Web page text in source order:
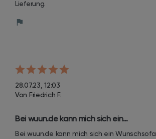
Lieferung.
28.07.23, 12:03
Von Friedrich F.
Bei wuun.de kann mich sich ein…
Bei wuun.de kann mich sich ein Wunschsofa